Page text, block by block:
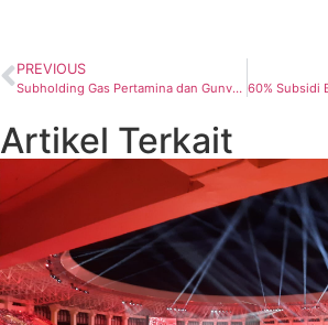
PREVIOUS
Subholding Gas Pertamina dan Gunvor Kerjasama Bisnis LNG Global
Artikel Terkait